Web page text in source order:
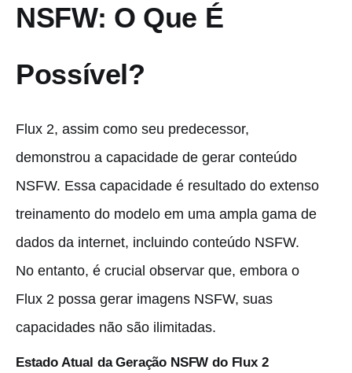
NSFW: O Que É
Possível?
Flux 2, assim como seu predecessor,
demonstrou a capacidade de gerar conteúdo
NSFW. Essa capacidade é resultado do extenso
treinamento do modelo em uma ampla gama de
dados da internet, incluindo conteúdo NSFW.
No entanto, é crucial observar que, embora o
Flux 2 possa gerar imagens NSFW, suas
capacidades não são ilimitadas.
Estado Atual da Geração NSFW do Flux 2